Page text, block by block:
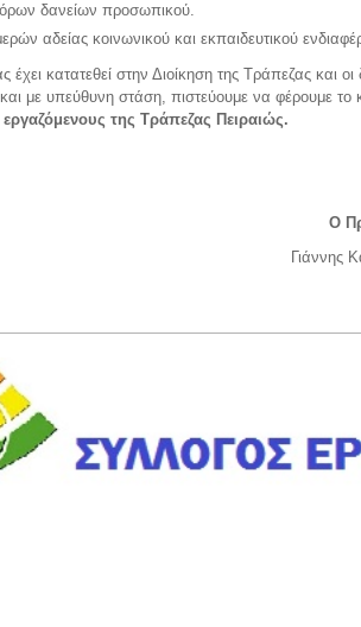
δανείων προσωπικού.
αδείας κοινωνικού και εκπαιδευτικού
έχει κατατεθεί στην Διοίκηση της Τράπεζας και
και με υπεύθυνη στάση, πιστεύουμε να φέρουμε
της Τράπεζας Πειραιώς.
Ο